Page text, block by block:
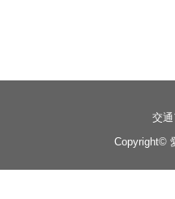
交
Copyright©